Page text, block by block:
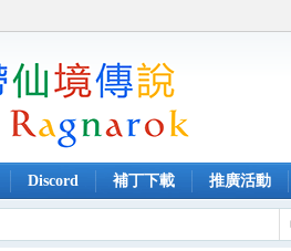
Discord 補丁下載 推廣活動